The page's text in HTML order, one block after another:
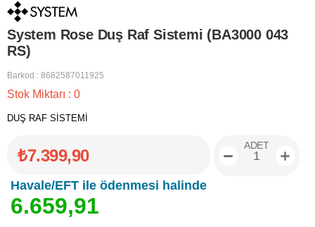
System Rose Duş Raf Sistemi (BA3000 043
RS)
Barkod : 8682587011925
Stok Miktarı : 0
DUŞ RAF SİSTEMİ
₺7.399,90
Havale/EFT ile ödenmesi halinde
6.659,91
ADET